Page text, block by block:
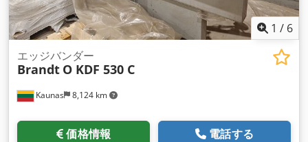
1 / 6
Kaunas 8,124 km
エッジバンダー
Brandt O KDF 530 C
価格情報 電話する